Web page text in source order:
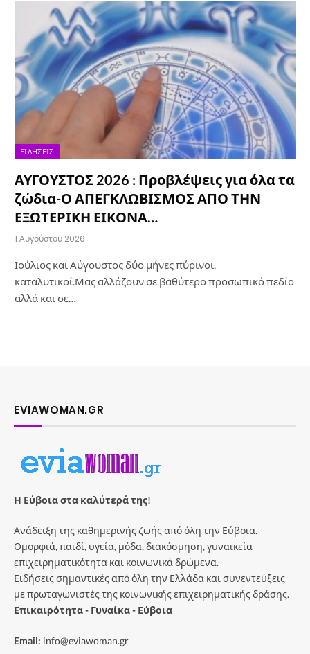
ΕΙΔΉΣΕΙΣ
ΑΥΓΟΥΣΤΟΣ 2026 : Προβλέψεις για όλα τα
ζώδια-Ο ΑΠΕΓΚΛΩΒΙΣΜΟΣ ΑΠΟ ΤΗΝ
ΕΞΩΤΕΡΙΚΗ ΕΙΚΟΝΑ…
1 Αυγούστου 2026
Ιούλιος και Αύγουστος δύο μήνες πύρινοι,
καταλυτικοί.Μας αλλάζουν σε βαθύτερο προσωπικό πεδίο
αλλά και σε…
EVIAWOMAN.GR
Η Εύβοια στα καλύτερά της!
Ανάδειξη της καθημερινής ζωής από όλη την Εύβοια.
Ομορφιά, παιδί, υγεία, μόδα, διακόσμηση, γυναικεία
επιχειρηματικότητα και κοινωνικά δρώμενα.
Ειδήσεις σημαντικές από όλη την Ελλάδα και συνεντεύξεις
με πρωταγωνιστές της κοινωνικής επιχειρηματικής δράσης.
Επικαιρότητα - Γυναίκα - Εύβοια
Email: info@eviawoman.gr